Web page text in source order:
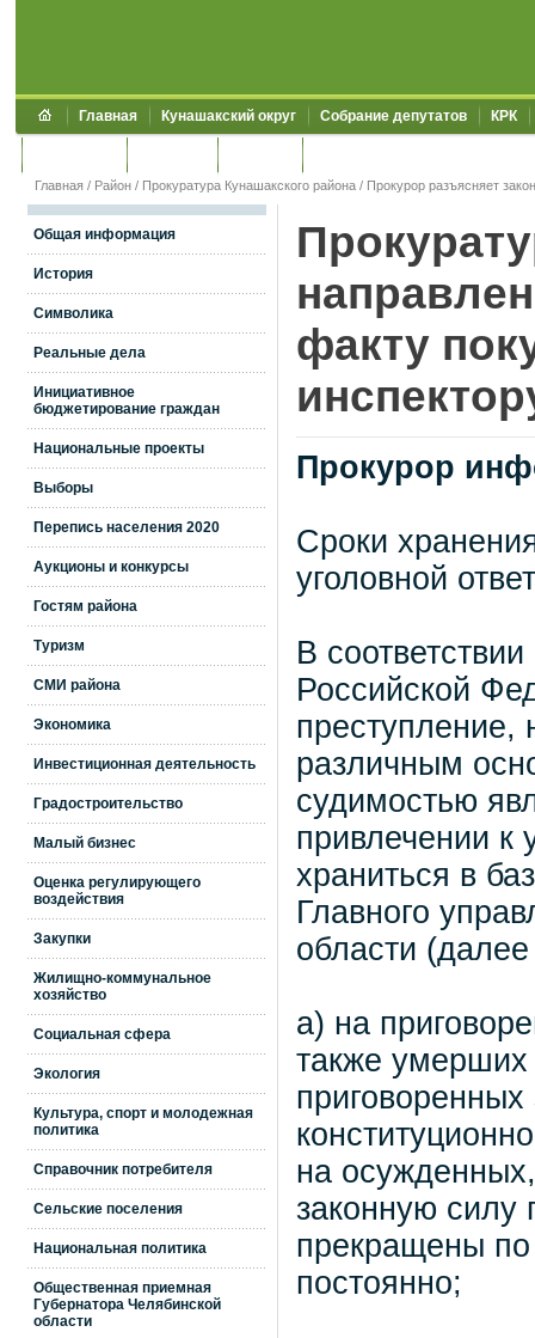
Главная Кунашакский округ Собрание депутатов КРК
Главная / Район / Прокуратура Кунашакского района / Прокурор разъясняет закон
Общая информация
История
Символика
Реальные дела
Инициативное
бюджетирование граждан
Национальные проекты
Выборы
Перепись населения 2020
Аукционы и конкурсы
Гостям района
Туризм
СМИ района
Экономика
Инвестиционная деятельность
Градостроительство
Малый бизнес
Оценка регулирующего
воздействия
Закупки
Жилищно-коммунальное
хозяйство
Социальная сфера
Экология
Культура, спорт и молодежная
политика
Справочник потребителя
Сельские поселения
Национальная политика
Общественная приемная
Губернатора Челябинской
области
факту
Прокурор
Сроки
уголовной
В
Российской
преступление,
различным
судимостью
привлечении к
храниться в
Главного
области
а) на
также
на
законную силу
прекращены
постоянно;